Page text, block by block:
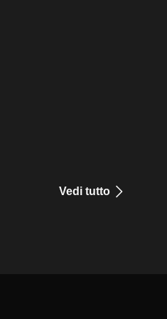
Vedi tutto